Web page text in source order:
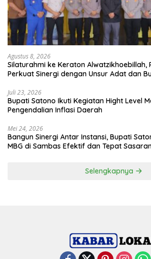
Agustus 8, 2026
Silaturahmi ke Keraton Alwatzikhoebillah,
Perkuat Sinergi dengan Unsur Adat dan
Juli 23, 2026
Bupati Satono Ikuti Kegiatan Hight Level
Pengendalian Inflasi Daerah
Mei 24, 2026
Bangun Sinergi Antar Instansi, Bupati
MBG di Sambas Efektif dan Tepat
Selengkapnya